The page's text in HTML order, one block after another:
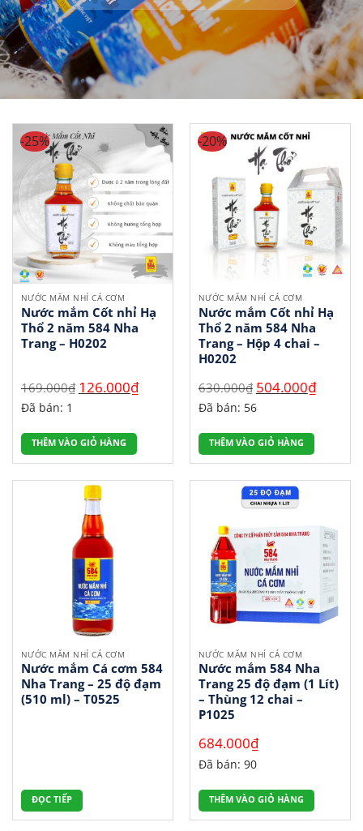
-25%
NƯỚC MẮM NHỈ CÁ CƠM
Nước mắm Cốt nhỉ Hạ
Thổ 2 năm 584 Nha
Trang – H0202
169.000₫ Giá
169.000₫.
126.000₫Giá
Đã bán: 1
THÊM VÀO GIỎ HÀNG
-20%
NƯỚC MẮM NHỈ CÁ CƠM
Nước mắm Cốt nhỉ Hạ
Thổ 2 năm 584 Nha
Trang – Hộp 4 chai –
H0202
630.000₫ Giá
gốc
630.000₫.
504.000₫Giá
Đã bán: 56
THÊM VÀO GIỎ HÀNG
NƯỚC MẮM NHỈ CÁ CƠM
Nước mắm Cá cơm 584
Nha Trang – 25 độ đạm
(510 ml) – T0525
ĐỌC TIẾP
NƯỚC MẮM NHỈ CÁ CƠM
Nước mắm 584 Nha
Trang 25 độ đạm (1 Lít)
– Thùng 12 chai –
P1025
684.000₫
Đã bán: 90
THÊM VÀO GIỎ HÀNG